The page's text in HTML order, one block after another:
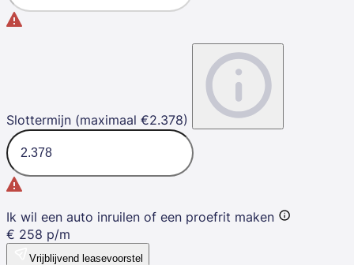
Slottermijn (maximaal €2.378)
Ik wil een auto inruilen of een proefrit maken
€ 258 p/m
Vrijblijvend leasevoorstel